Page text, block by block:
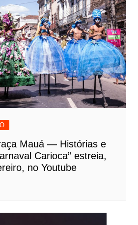
Mauá — Histórias e
Carioca” estreia,
no Youtube